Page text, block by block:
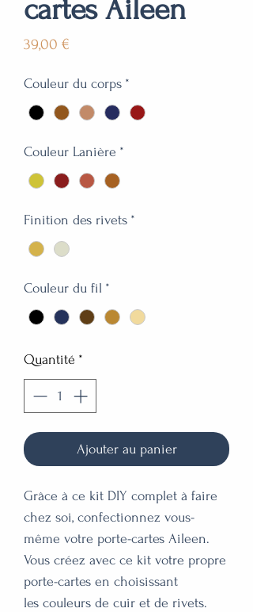
cartes Aileen
39,00 €
Couleur du corps *
Couleur Lanière *
Finition des rivets *
Couleur du fil *
Quantité *
Ajouter au panier
Grâce à ce kit DIY complet à faire
chez soi, confectionnez vous-
même votre porte-cartes Aileen.
Vous créez avec ce kit votre propre
porte-cartes en choisissant
les couleurs de cuir et de rivets.